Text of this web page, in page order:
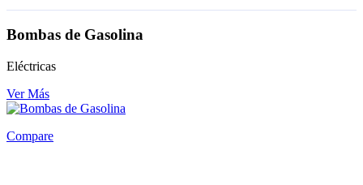
Bombas de Gasolina
Eléctricas
Ver Más
Compare